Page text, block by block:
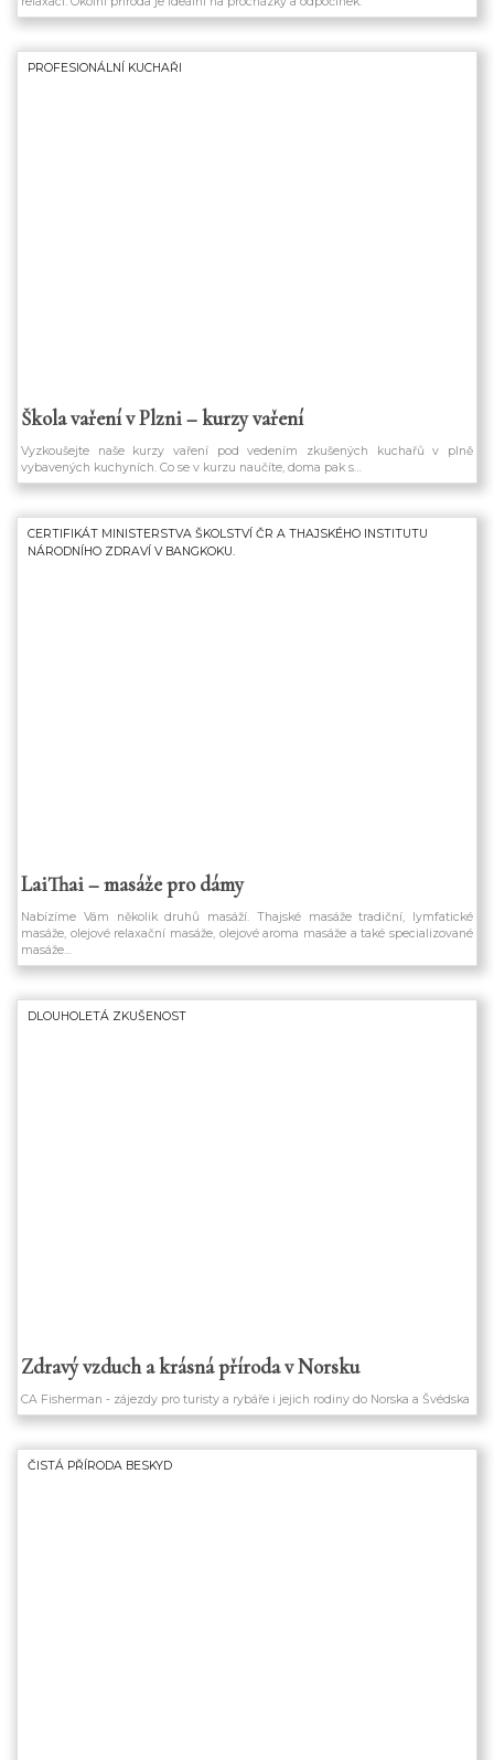
PROFESIONÁLNÍ KUCHAŘI
Škola vaření v Plzni – kurzy vaření
Vyzkoušejte naše kurzy vaření pod vedením zkušených kuchařů v plně
vybavených kuchyních. Co se v kurzu naučíte, doma pak s…
CERTIFIKÁT MINISTERSTVA ŠKOLSTVÍ ČR A THAJSKÉHO INSTITUTU
NÁRODNÍHO ZDRAVÍ V BANGKOKU.
LaiThai – masáže pro dámy
Nabízíme Vám několik druhů masáží. Thajské masáže tradiční, lymfatické
masáže, olejové relaxační masáže, olejové aroma masáže a také specializované
masáže…
DLOUHOLETÁ ZKUŠENOST
Zdravý vzduch a krásná příroda v Norsku
CA Fisherman - zájezdy pro turisty a rybáře i jejich rodiny do Norska a Švédska
ČISTÁ PŘÍRODA BESKYD